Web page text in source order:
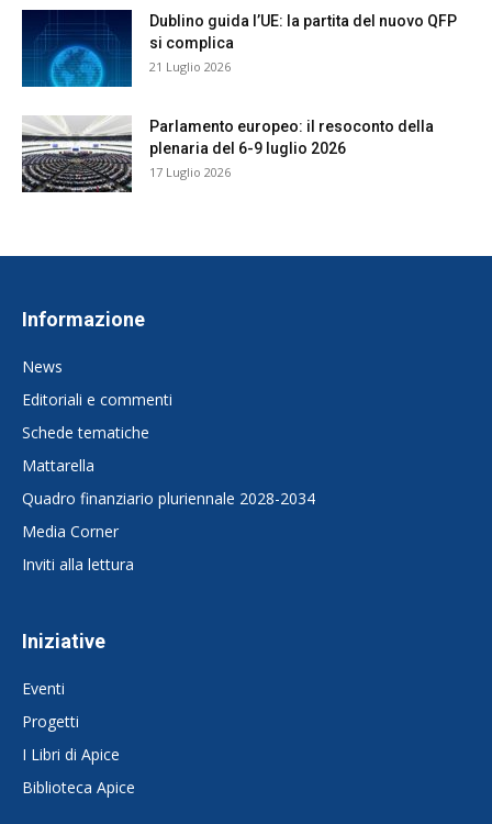
Dublino guida l’UE: la partita del nuovo QFP
si complica
21 Luglio 2026
Parlamento europeo: il resoconto della
plenaria del 6-9 luglio 2026
17 Luglio 2026
Informazione
News
Editoriali e commenti
Schede tematiche
Mattarella
Quadro finanziario pluriennale 2028-2034
Media Corner
Inviti alla lettura
Iniziative
Eventi
Progetti
I Libri di Apice
Biblioteca Apice